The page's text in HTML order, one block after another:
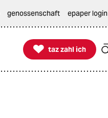
genossenschaft epaper login

taz zahl ich
taz zahl ich